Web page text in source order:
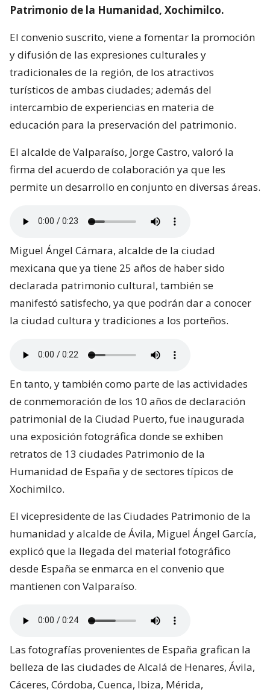
Patrimonio de la Humanidad, Xochimilco.
El convenio suscrito, viene a fomentar la promoción
y difusión de las expresiones culturales y
tradicionales de la región, de los atractivos
turísticos de ambas ciudades; además del
intercambio de experiencias en materia de
educación para la preservación del patrimonio.
El alcalde de Valparaíso, Jorge Castro, valoró la
firma del acuerdo de colaboración ya que les
permite un desarrollo en conjunto en diversas áreas.
Miguel Ángel Cámara, alcalde de la ciudad
mexicana que ya tiene 25 años de haber sido
declarada patrimonio cultural, también se
manifestó satisfecho, ya que podrán dar a conocer
la ciudad cultura y tradiciones a los porteños.
En tanto, y también como parte de las actividades
de conmemoración de los 10 años de declaración
patrimonial de la Ciudad Puerto, fue inaugurada
una exposición fotográfica donde se exhiben
retratos de 13 ciudades Patrimonio de la
Humanidad de España y de sectores típicos de
Xochimilco.
El vicepresidente de las Ciudades Patrimonio de la
humanidad y alcalde de Ávila, Miguel Ángel García,
explicó que la llegada del material fotográfico
desde España se enmarca en el convenio que
mantienen con Valparaíso.
Las fotografías provenientes de España grafican la
belleza de las ciudades de Alcalá de Henares, Ávila,
Cáceres, Córdoba, Cuenca, Ibiza, Mérida,